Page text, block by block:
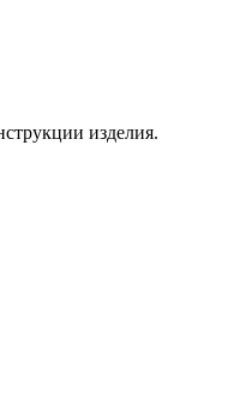
изделия.